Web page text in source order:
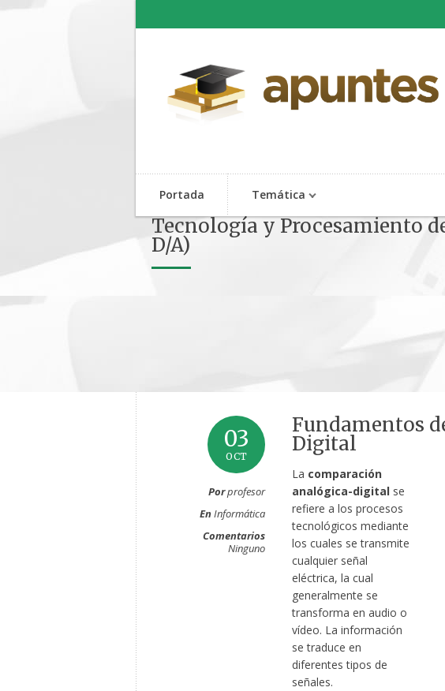
Portada Temática
Tecnología y Procesamiento
D/A)
03
OCT
Porprofesor
EnInformática
Comentarios
Ninguno
Fundamentos
Digital
La comparación
analógica-digitalse
refiere a los procesos
tecnológicos mediante
los cuales se transmite
cualquier señal
eléctrica, la cual
generalmente se
transforma en audio o
vídeo. La información
se traduce en
diferentes tipos de
señales.